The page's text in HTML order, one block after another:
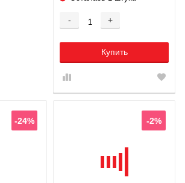
- +
Купить
-24% -2%